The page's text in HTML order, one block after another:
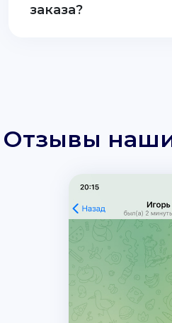
заказа?
Отзывы